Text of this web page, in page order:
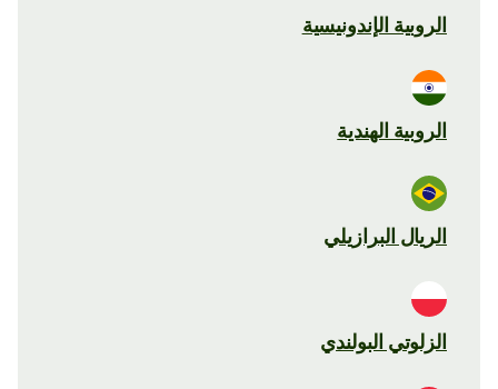
الروبية الإندونيسية
الروبية الهندية
الريال البرازيلي
الزلوتي البولندي